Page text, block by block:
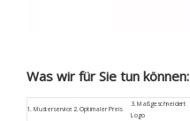
Was wir für Sie tun können:
1. Musterservice2. Optimaler Preis
3.Maßgeschneidert
Logo